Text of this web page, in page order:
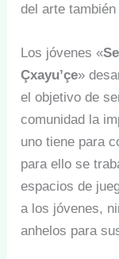
del arte
Los jóvenes «
Çxayu’çe»
el objetivo de
comunidad la
uno tiene para
para ello se
espacios de
a los jóvenes,
anhelos para